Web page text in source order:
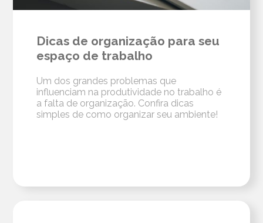
Dicas de organização para seu
espaço de trabalho
Um dos grandes problemas que
influenciam na produtividade no trabalho é
a falta de organização. Confira dicas
simples de como organizar seu ambiente!